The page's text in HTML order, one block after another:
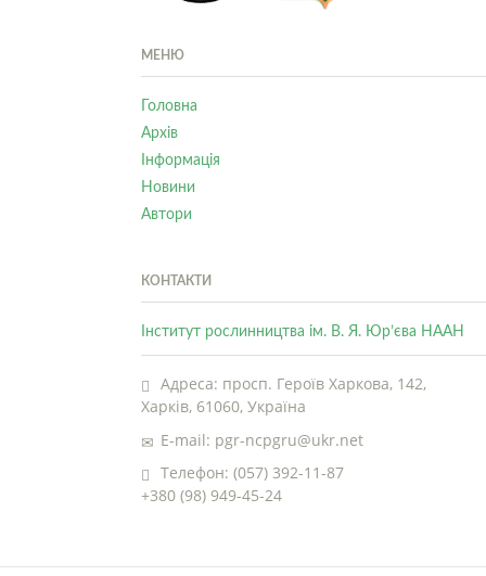
МЕНЮ
Головна
Архів
Інформація
Новини
Автори
КОНТАКТИ
Інститут рослинництва ім. В. Я. Юр’єва НААН
Адреса: просп. Героїв Харкова, 142,
Харків, 61060, Україна
E-mail: pgr-ncpgru@ukr.net
Телефон: (057) 392-11-87
+380 (98) 949-45-24